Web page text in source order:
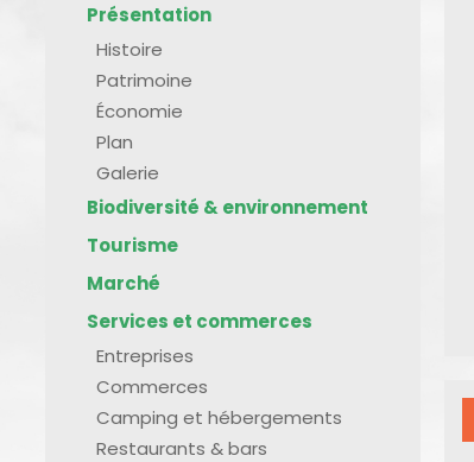
Présentation
Histoire
Patrimoine
Économie
Plan
Galerie
Biodiversité & environnement
Tourisme
Marché
Services et commerces
Entreprises
Commerces
Camping et hébergements
Restaurants & bars